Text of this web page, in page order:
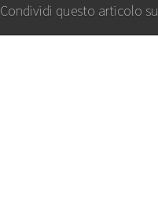
Condividi questo articolo su